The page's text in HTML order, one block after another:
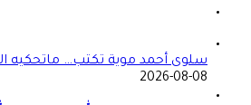
سلوى أحمد موية تكتب… ماتحكيه
2026-08-08